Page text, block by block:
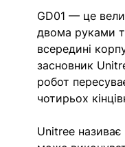
GD01 — це
двома руками
всередині
засновник
робот
чотирьох
Unitree